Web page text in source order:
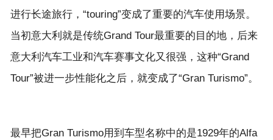
进行长途旅行，“touring”变成了重要的汽车使用场景。
当初意大利就是传统Grand Tour最重要的目的地，后来
意大利汽车工业和汽车赛事文化又很强，这种“Grand
最早把Gran Turismo用到车型名称中的是1929年的Alfa